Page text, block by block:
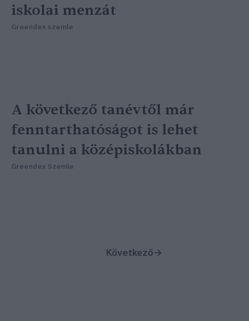
iskolai menzát
Greendex szemle
A következő tanévtől már
fenntarthatóságot is lehet
tanulni a középiskolákban
Greendex Szemle
Következő→